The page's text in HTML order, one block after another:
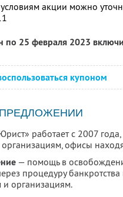
акции можно
по 25 февраля 2023
купоном
работает с 2007
офисы
— помощь в
процедуру
и организациям.